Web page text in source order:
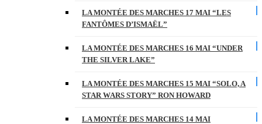
LA MONTÉE DES MARCHES 17 MAI “LES
FANTÔMES D’ISMAËL”
LA MONTÉE DES MARCHES 16 MAI “UNDER
THE SILVER LAKE”
LA MONTÉE DES MARCHES 15 MAI “SOLO, A
STAR WARS STORY” RON HOWARD
LA MONTÉE DES MARCHES 14 MAI